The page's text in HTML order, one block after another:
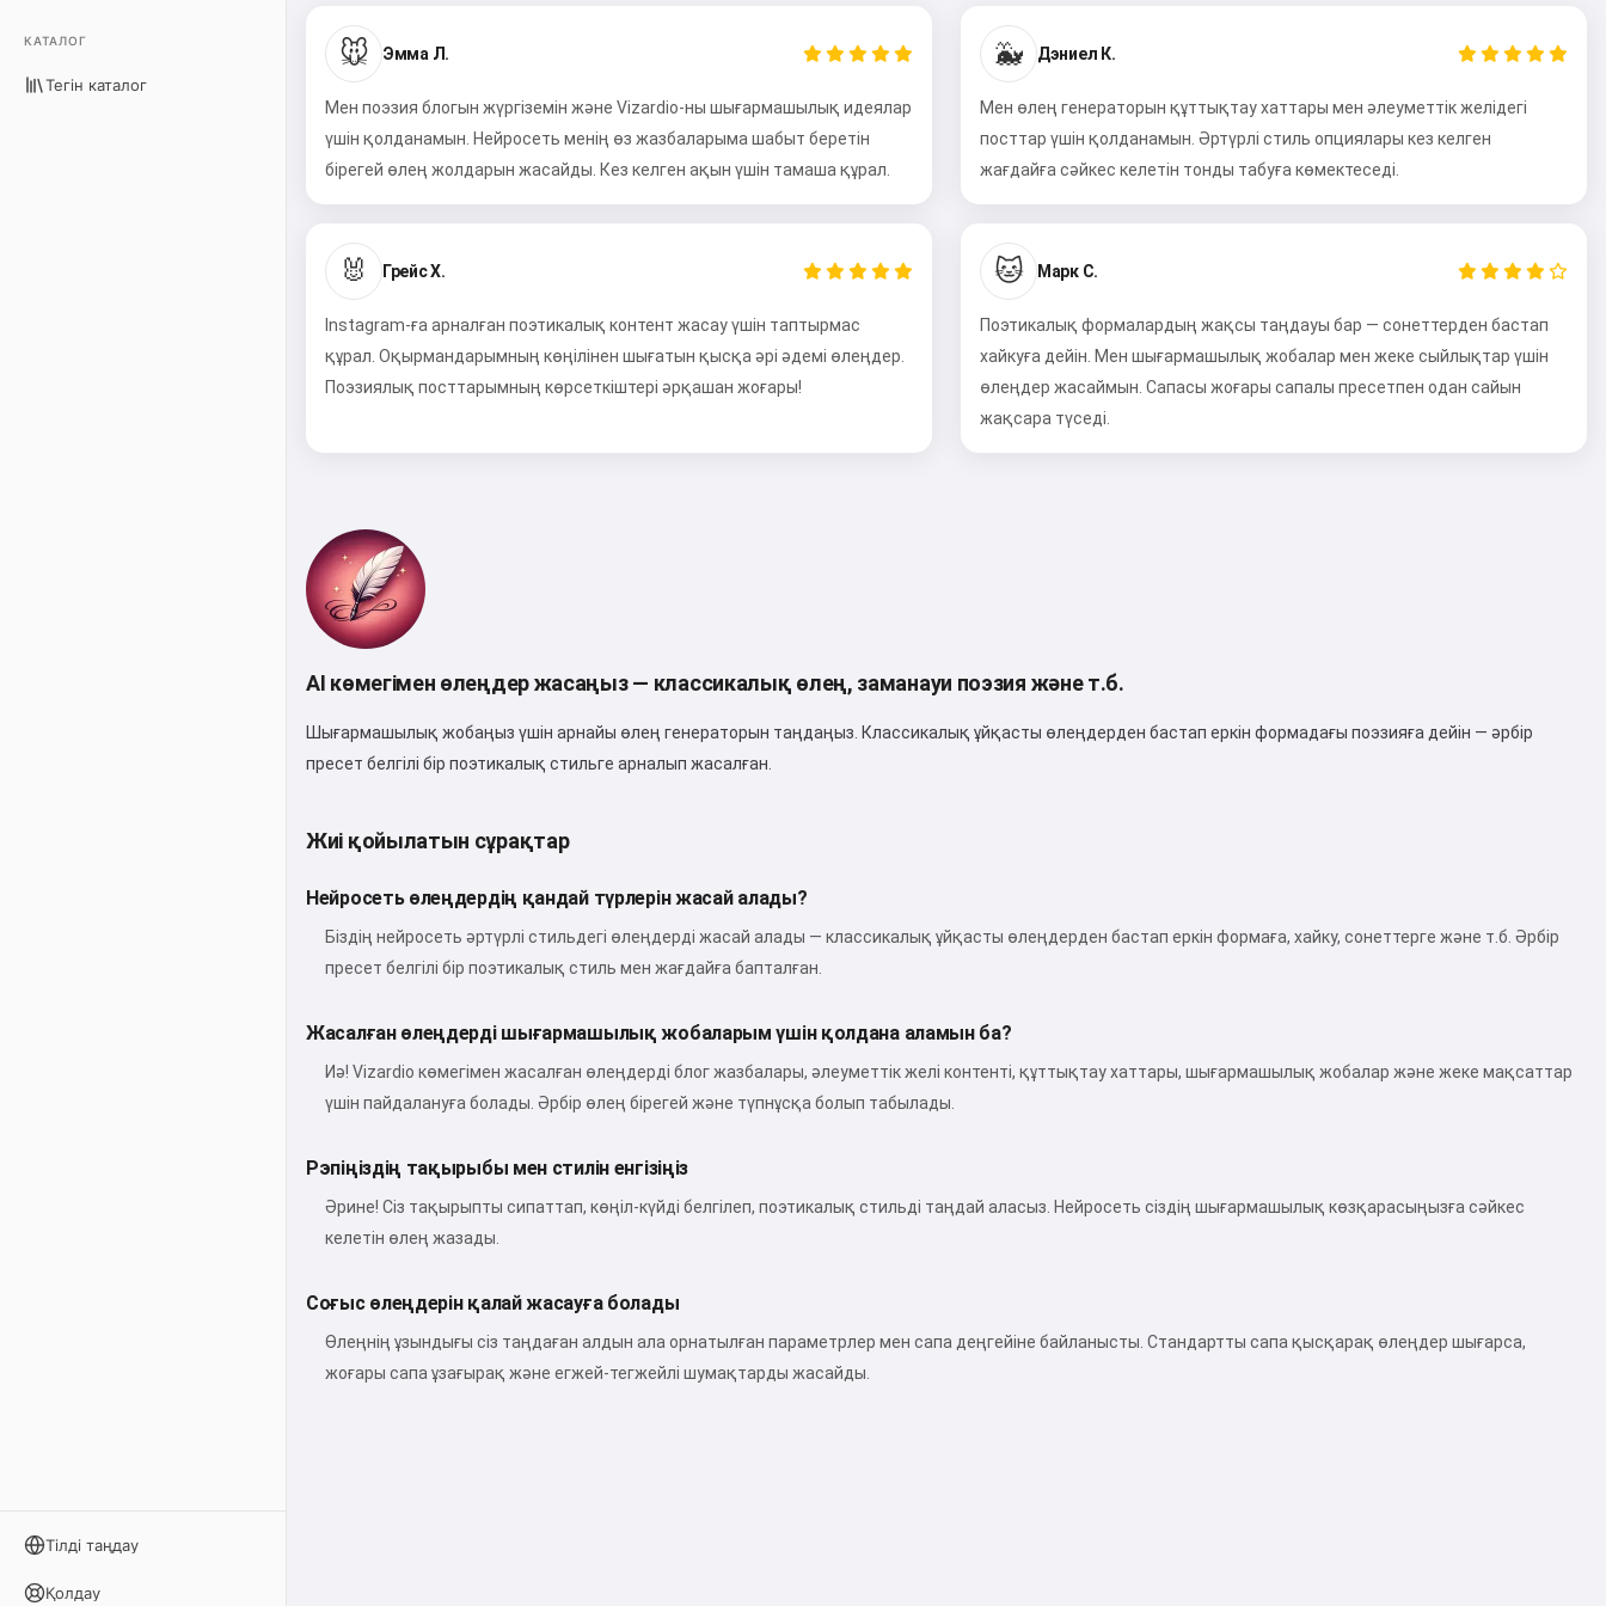
КАТАЛОГ
Тегін каталог
Тілді таңдау
Қолдау
🐭 Эмма Л.
Мен поэзия блогын жүргіземін және Vizardio-ны шығармашылық идеялар
үшін қолданамын. Нейросеть менің өз жазбаларыма шабыт беретін
бірегей өлең жолдарын жасайды. Кез келген ақын үшін тамаша құрал.
🐳 Дэниел К.
Мен өлең генераторын құттықтау хаттары мен әлеуметтік желідегі
посттар үшін қолданамын. Әртүрлі стиль опциялары кез келген
жағдайға сәйкес келетін тонды табуға көмектеседі.
🐰 Грейс Х.
Instagram-ға арналған поэтикалық контент жасау үшін таптырмас
құрал. Оқырмандарымның көңілінен шығатын қысқа әрі әдемі өлеңдер.
Поэзиялық посттарымның көрсеткіштері әрқашан жоғары!
🐱 Марк С.
Поэтикалық формалардың жақсы таңдауы бар — сонеттерден бастап
хайкуға дейін. Мен шығармашылық жобалар мен жеке сыйлықтар үшін
өлеңдер жасаймын. Сапасы жоғары сапалы пресетпен одан сайын
жақсара түседі.
AI көмегімен өлеңдер жасаңыз — классикалық өлең, заманауи поэзия және т.б.
Шығармашылық жобаңыз үшін арнайы өлең генераторын таңдаңыз. Классикалық ұйқасты өлеңдерден бастап еркін формадағы поэзияға дейін — әрбір
пресет белгілі бір поэтикалық стильге арналып жасалған.
Жиі қойылатын сұрақтар
Нейросеть өлеңдердің қандай түрлерін жасай алады?
Біздің нейросеть әртүрлі стильдегі өлеңдерді жасай алады — классикалық ұйқасты өлеңдерден бастап еркін формаға, хайку, сонеттерге және т.б. Әрбір
пресет белгілі бір поэтикалық стиль мен жағдайға бапталған.
Жасалған өлеңдерді шығармашылық жобаларым үшін қолдана аламын ба?
Иә! Vizardio көмегімен жасалған өлеңдерді блог жазбалары, әлеуметтік желі контенті, құттықтау хаттары, шығармашылық жобалар және жеке мақсаттар
үшін пайдалануға болады. Әрбір өлең бірегей және түпнұсқа болып табылады.
Рэпіңіздің тақырыбы мен стилін енгізіңіз
Әрине! Сіз тақырыпты сипаттап, көңіл-күйді белгілеп, поэтикалық стильді таңдай аласыз. Нейросеть сіздің шығармашылық көзқарасыңызға сәйкес
келетін өлең жазады.
Соғыс өлеңдерін қалай жасауға болады
Өлеңнің ұзындығы сіз таңдаған алдын ала орнатылған параметрлер мен сапа деңгейіне байланысты. Стандартты сапа қысқарақ өлеңдер шығарса,
жоғары сапа ұзағырақ және егжей-тегжейлі шумақтарды жасайды.
жаза аламын 🥰
Құпиялылық саясаты